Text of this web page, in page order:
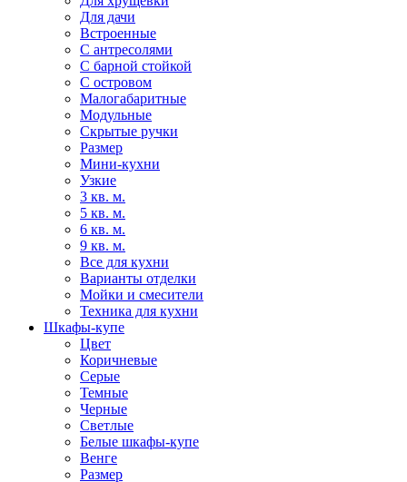
Для дачи
Встроенные
С антресолями
С барной стойкой
С островом
Малогабаритные
Модульные
Скрытые ручки
Размер
Мини-кухни
Узкие
3 кв. м.
5 кв. м.
6 кв. м.
9 кв. м.
Все для кухни
Варианты отделки
Мойки и смесители
Техника для кухни
Шкафы-купе
Цвет
Коричневые
Серые
Темные
Черные
Светлые
Белые шкафы-купе
Венге
Размер